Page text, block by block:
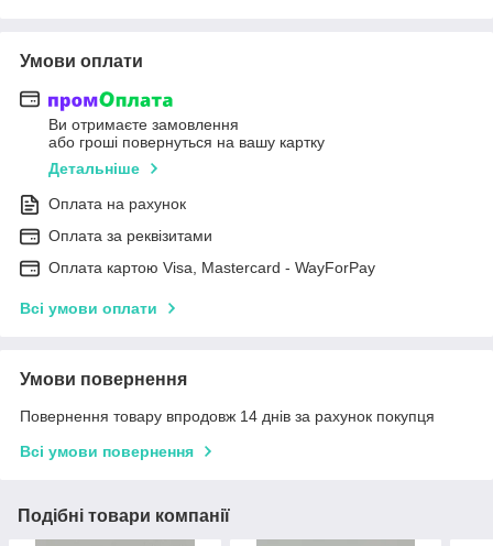
Умови оплати
Ви отримаєте замовлення
або гроші повернуться на вашу картку
Детальніше
Оплата на рахунок
Оплата за реквізитами
Оплата картою Visa, Mastercard - WayForPay
Всі умови оплати
Умови повернення
Повернення товару впродовж 14 днів за рахунок покупця
Всі умови повернення
Подібні товари компанії